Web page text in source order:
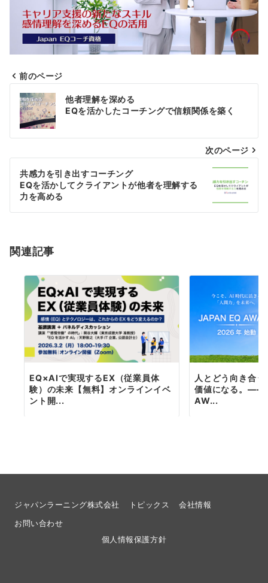
投
稿
ナ
ビ
ゲ
ョ
前のページ
他者理解を深める
EQを活かしたコーチングで信頼関係を築く
次のページ
共感力を引き出すコーチング
EQを活かしてクライアントが他者を理解する
力を高める
関連記事
EQ×AIで実現するEX（従業員体
験）の未来【無料】オンラインイベ
ント開...
人とどう向き合
価値になる。――
AW...
ジャパンラーニング株式会社 トピックス 会社情報
お問い合わせ
個人情報保護方針